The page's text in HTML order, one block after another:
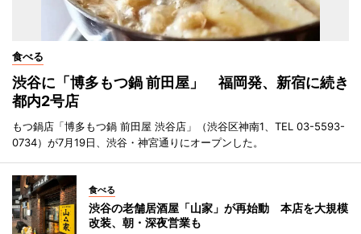
食べる
渋谷に「博多もつ鍋 前田屋」 福岡発、新宿に続き
都内2号店
もつ鍋店「博多もつ鍋 前田屋 渋谷店」（渋谷区神南1、TEL 03-5593-
0734）が7月19日、渋谷・神宮通りにオープンした。
食べる
渋谷の老舗居酒屋「山家」が再始動 本店を大規模
改装、朝・深夜営業も